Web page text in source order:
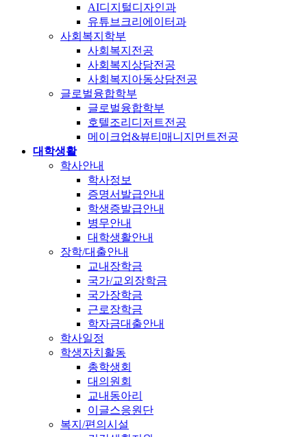
AI디지털디자인과
유튜브크리에이터과
사회복지학부
사회복지전공
사회복지상담전공
사회복지아동상담전공
글로벌융합학부
글로벌융합학부
호텔조리디저트전공
메이크업&뷰티매니지먼트전공
대학생활
학사안내
학사정보
증명서발급안내
학생증발급안내
병무안내
대학생활안내
장학/대출안내
교내장학금
국가/교외장학금
국가장학금
근로장학금
학자금대출안내
학사일정
학생자치활동
총학생회
대의원회
교내동아리
이글스응원단
복지/편의시설